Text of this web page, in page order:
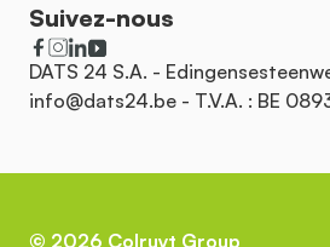
Suivez-nous
DATS 24 S.A. -
info@dats24.be - T.V.A. : BE
© 2026 Colruyt Group